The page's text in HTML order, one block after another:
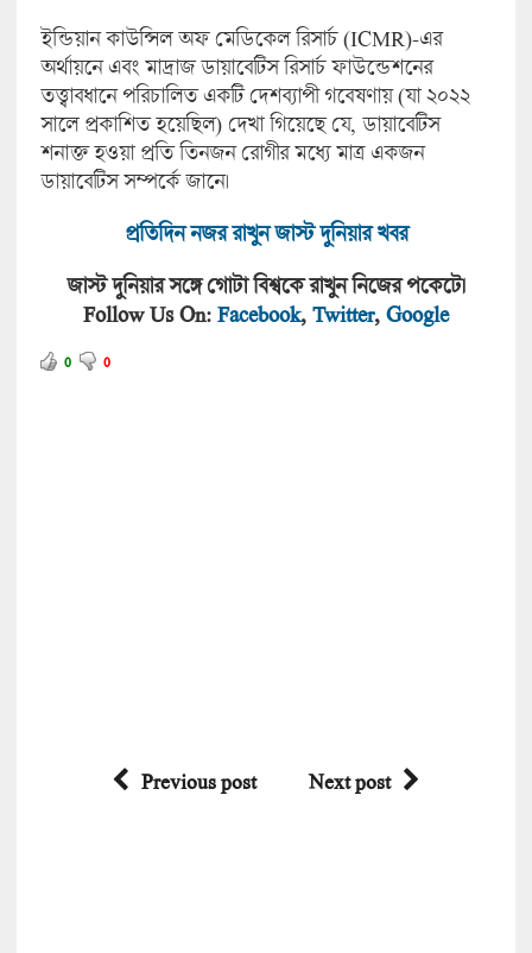
ইন্ডিয়ান কাউন্সিল অফ মেডিকেল রিসার্চ (ICMR)-এর
অর্থায়নে এবং মাদ্রাজ ডায়াবেটিস রিসার্চ ফাউন্ডেশনের
তত্ত্বাবধানে পরিচালিত একটি দেশব্যাপী গবেষণায় (যা ২০২২
সালে প্রকাশিত হয়েছিল) দেখা গিয়েছে যে, ডায়াবেটিস
শনাক্ত হওয়া প্রতি তিনজন রোগীর মধ্যে মাত্র একজন
ডায়াবেটিস সম্পর্কে জানে।
প্রতিদিন নজর রাখুন জাস্ট দুনিয়ার খবর
জাস্ট দুনিয়ার সঙ্গে গোটা বিশ্বকে রাখুন নিজের পকেটে।
Follow Us On: Facebook, Twitter, Google
0 0
Previous post Next post